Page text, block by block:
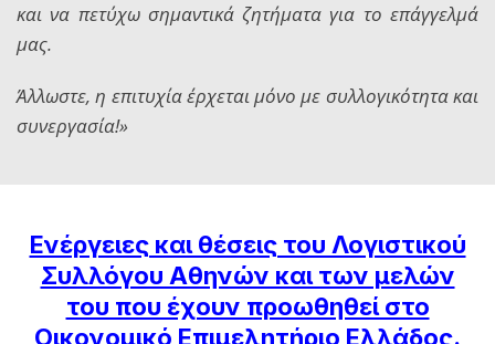
και να πετύχω σημαντικά ζητήματα για το επάγγελμά
μας.
Άλλωστε, η επιτυχία έρχεται μόνο με συλλογικότητα και
συνεργασία!»
Ενέργειες και θέσεις του Λογιστικού
Συλλόγου Αθηνών και των μελών
του που έχουν προωθηθεί στο
Οικονομικό Επιμελητήριο Ελλάδος.